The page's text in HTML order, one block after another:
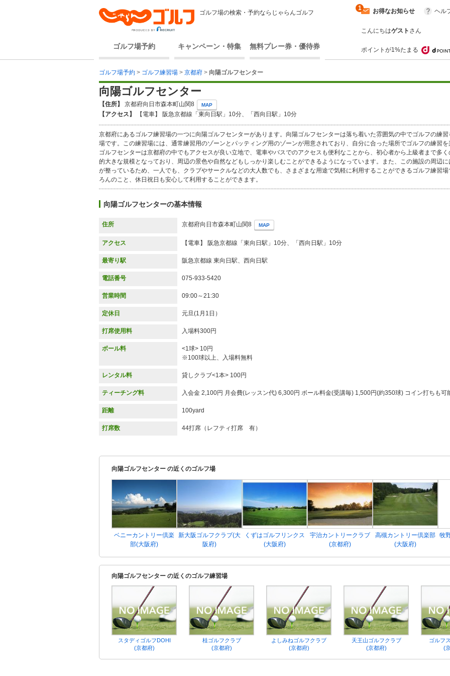
ゴルフ場の検索・予約ならじゃらんゴルフ
ゴルフ場予約 キャンペーン・特集 無料プレー券・優待券
お得なお知らせ
1 ヘル
こんにちはゲスト さん
ポイントが1%たまる
ゴルフ場予約 > ゴルフ練習場 > 京都府 > 向陽ゴルフセンター
向陽ゴルフセンター
【住所】 京都府向日市森本町山関8 MAP
【アクセス】 【電車】 阪急京都線「東向日駅」10分、「西向日駅」10分
京都府にあるゴルフ練習場の一つに向陽ゴルフセンターがあります。向陽ゴルフセンターは落ち着いた雰囲気の中でゴルフの練
場です。この練習場には、通常練習用のゾーンとパッティング用のゾーンが用意されており、自分に合った場所でゴルフの練習
ゴルフセンターは京都府の中でもアクセスが良い立地で、電車やバスでのアクセスも便利なことから、初心者から上級者まで多
的大きな規模となっており、周辺の景色や自然などもしっかり楽しむことができるようになっています。また、この施設の周辺
が整っているため、一人でも、クラブやサークルなどの大人数でも、さまざまな用途で気軽に利用することができるゴルフ練習
ろんのこと、休日祝日も安心して利用することができます。
向陽ゴルフセンターの基本情報
住所 京都府向日市森本町山関8 MAP
アクセス 【電車】 阪急京都線「東向日駅」10分、「西向日駅」10分
最寄り駅 阪急京都線 東向日駅、西向日駅
電話番号 075-933-5420
営業時間 09:00～21:30
定休日 元旦(1月1日）
打席使用料 入場料300円
ボール料
<1球> 10円
※100球以上、入場料無料
レンタル料 貸しクラブ<1本> 100円
ティーチング料 入会金 2,100円 月会費(レッスン代) 6,300円 ボール料金(受講毎) 1,500円(約350球) コイン打ちも可
距離 100yard
打席数 44打席（レフティ打席 有）
向陽ゴルフセンター の近くのゴルフ場
ベニーカントリー倶楽
部(大阪府)
新大阪ゴルフクラブ(大
阪府)
くずはゴルフリンクス
(大阪府)
宇治カントリークラブ
(京都府)
高槻カントリー倶楽部
(大阪府)
牧
向陽ゴルフセンター の近くのゴルフ練習場
スタディゴルフDOHI
(京都府)
桂ゴルフクラブ
(京都府)
よしみねゴルフクラブ
(京都府)
天王山ゴルフクラブ
(京都府)
ゴルフ
(